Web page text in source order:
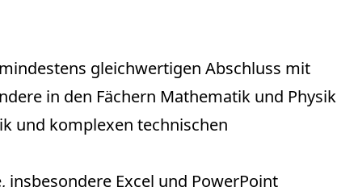
gleichwertigen Abschluss mit
in den Fächern Mathematik und Physik
und komplexen technischen
insbesondere Excel und PowerPoint